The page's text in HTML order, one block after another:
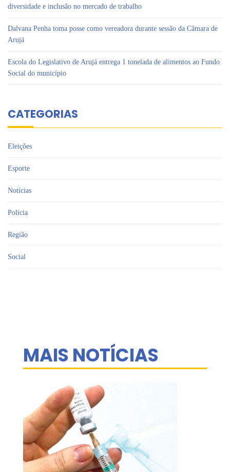
diversidade e inclusão no mercado de trabalho
Dalvana Penha toma posse como vereadora durante sessão da Câmara de
Arujá
Escola do Legislativo de Arujá entrega 1 tonelada de alimentos ao Fundo
Social do município
CATEGORIAS
Eleições
Esporte
Notícias
Polícia
Região
Social
MAIS NOTÍCIAS